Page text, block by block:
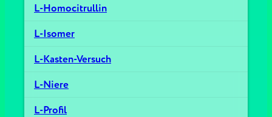
L-Homocitrullin
L-Isomer
L-Kasten-Versuch
L-Niere
L-Profil